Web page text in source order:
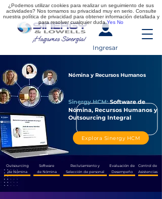
Ingresar
Nómina y Recursos Humanos
Sinergy HCM: Software de
Nómina, Recursos Humanos y
Outsourcing Integral
Explora Sinergy HCM
Outsourcing
de Nómina
Software
de Nómina
Reclutamiento y
Selección de personal
Evaluación de
Desempeño
Control de
Asistencias
¿Podemos utilizar cookies para realizar un seguimiento de sus
actividades? Nos tomamos su privacidad muy en serio. Consulte
nuestra política de privacidad para obtener información detallada y
para resolver cualquier duda.Yes No